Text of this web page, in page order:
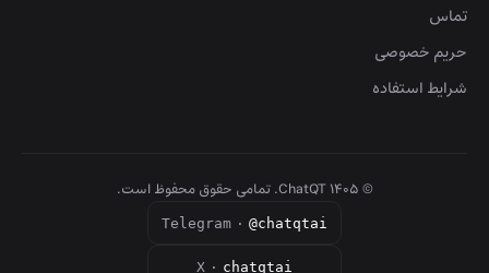
تماس
حریم خصوصی
شرایط استفاده
© ۱۴۰۵ ChatQT. تمامی حقوق محفوظ است.
Telegram · @chatqtai
X · chatqtai